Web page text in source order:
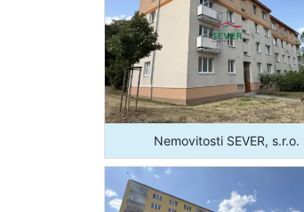
Nemovitosti SEVER, s.r.o.